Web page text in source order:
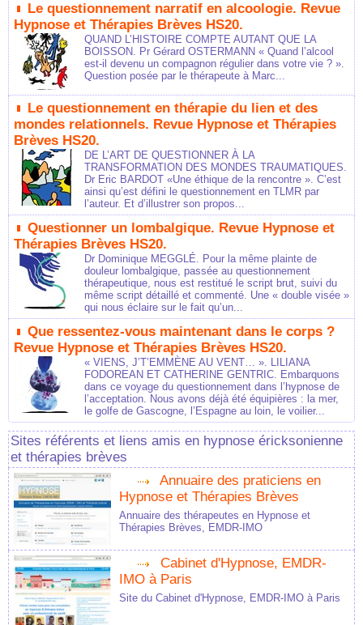
Le questionnement narratif en alcoologie. Revue
Hypnose et Thérapies Brèves HS20.
QUAND L’HISTOIRE COMPTE AUTANT QUE LA
BOISSON. Pr Gérard OSTERMANN « Quand l’alcool
est-il devenu un compagnon régulier dans votre vie ? ».
Question posée par le thérapeute à Marc...
Le questionnement en thérapie du lien et des
mondes relationnels. Revue Hypnose et Thérapies
Brèves HS20.
DE L’ART DE QUESTIONNER À LA
TRANSFORMATION DES MONDES TRAUMATIQUES.
Dr Eric BARDOT «Une éthique de la rencontre ». C’est
ainsi qu’est défini le questionnement en TLMR par
l’auteur. Et d’illustrer son propos...
Questionner un lombalgique. Revue Hypnose et
Thérapies Brèves HS20.
Dr Dominique MEGGLÉ. Pour la même plainte de
douleur lombalgique, passée au questionnement
thérapeutique, nous est restitué le script brut, suivi du
même script détaillé et commenté. Une « double visée »
qui nous éclaire sur le fait qu’un...
Que ressentez-vous maintenant dans le corps ?
Revue Hypnose et Thérapies Brèves HS20.
« VIENS, J’T’EMMÈNE AU VENT… ». LILIANA
FODOREAN ET CATHERINE GENTRIC. Embarquons
dans ce voyage du questionnement dans l’hypnose de
l’acceptation. Nous avons déjà été équipières : la mer,
le golfe de Gascogne, l’Espagne au loin, le voilier...
Sites référents et liens amis en hypnose éricksonienne
et thérapies brèves
Annuaire des praticiens en
Hypnose et Thérapies Brèves
Annuaire des thérapeutes en Hypnose et
Thérapies Brèves, EMDR-IMO
Cabinet d'Hypnose, EMDR-
IMO à Paris
Site du Cabinet d'Hypnose, EMDR-IMO à Paris